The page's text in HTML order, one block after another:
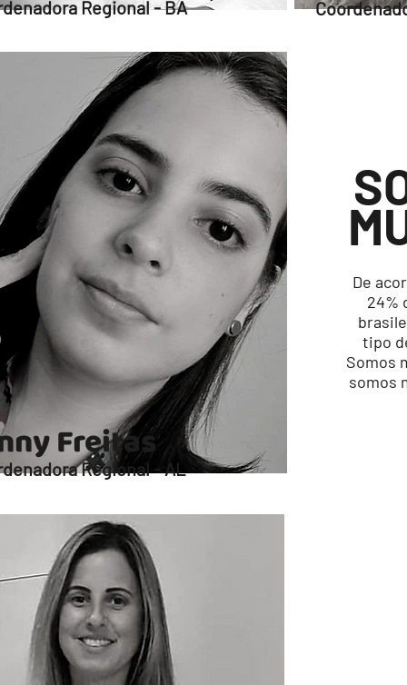
Regional - BA
De
24%
tipo
Somos
somos
Freitas
Regional - AL